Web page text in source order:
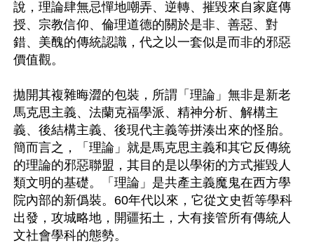
說，理論肆無忌憚地嘲弄、逆轉、摧毀來自家庭傳
授、宗教信仰、倫理道德的關於是非、善惡、對
錯、美醜的傳統認識，代之以一套似是而非的邪惡
價值觀。
拋開其複雜晦澀的包裝，所謂「理論」無非是新老
馬克思主義、法蘭克福學派、精神分析、解構主
義、後結構主義、後現代主義等拼湊出來的怪胎。
簡而言之，「理論」就是馬克思主義和其它反傳統
的理論的邪惡聯盟，其目的是以學術的方式摧毀人
類文明的基礎。「理論」是共產主義魔鬼在西方學
院內部的新僞裝。60年代以來，它從文史哲等學科
出發，攻城略地，開疆拓土，大有接管所有傳統人
文社會學科的態勢。